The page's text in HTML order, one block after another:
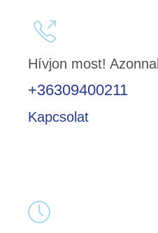

Hívjon most!
+36309400211
Kapcsolat
